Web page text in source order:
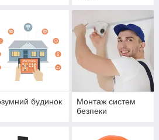
будинок
Монтаж систем
безпеки